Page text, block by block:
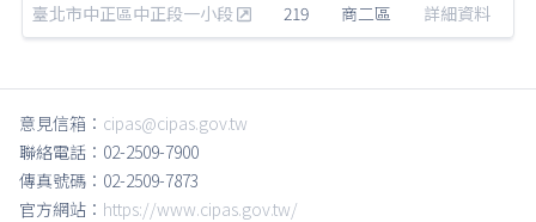
臺北市中正區中正段一小段 219 商二區 詳細資料
意見信箱： cipas@cipas.gov.tw
聯絡電話：02-2509-7900
傳真號碼：02-2509-7873
官方網站： https://www.cipas.gov.tw/